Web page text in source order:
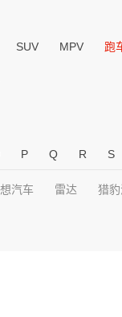
SUV MPV 跑
P Q R S
汽车 雷达 猎